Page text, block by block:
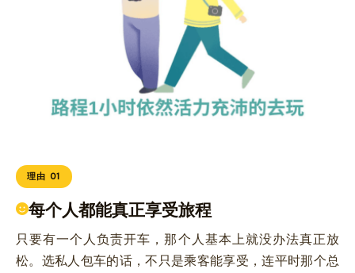
理由 01
每个人都能真正享受旅程
只要有一个人负责开车，那个人基本上就没办法真正放
松。选私人包车的话，不只是乘客能享受，连平时那个总